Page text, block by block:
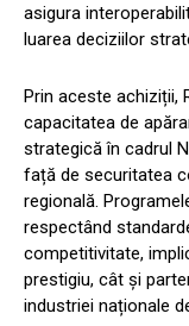
asigura
luarea deciziilor
Prin aceste achiziții,
capacitatea de
strategică în cadrul
față de securitatea
regională.
respectând
competitivitate,
prestigiu, cât și
industriei naționale